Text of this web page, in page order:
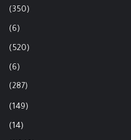
(350)
(6)
(520)
(6)
(287)
(149)
(14)